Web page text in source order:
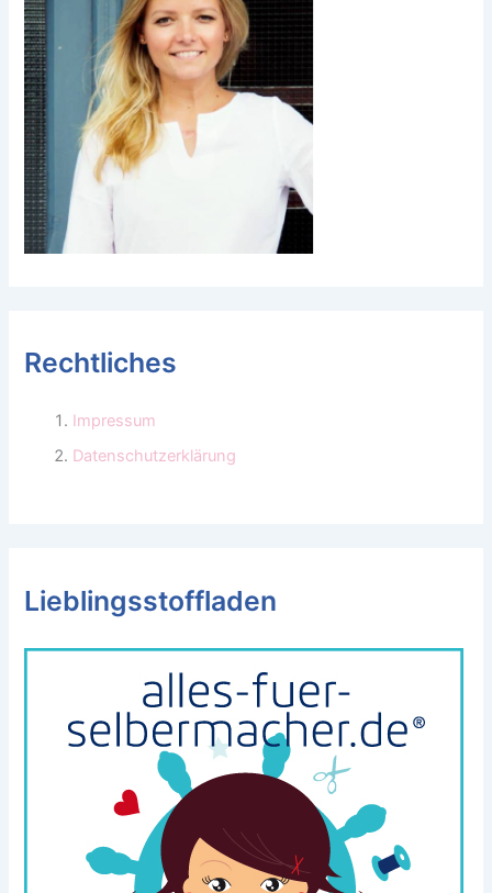
Rechtliches
Impressum
Datenschutzerklärung
Lieblingsstoffladen